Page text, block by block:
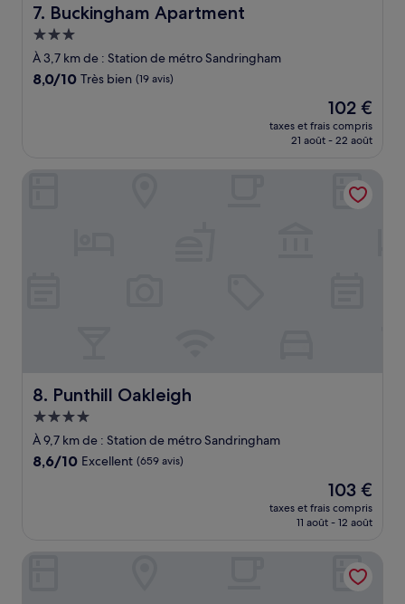
7. Buckingham Apartment
Buckingham Apartment
Hébergement
3.0 étoiles
À 3,7 km de : Station de métro Sandringham
8.0
8,0/10 Très bien (19 avis)
Le
nouveau
prix
de
102 €
102 €
taxes et frais compris
21 août - 22 août
8. Punthill Oakleigh
Punthill Oakleigh
Hébergement
4.0 étoiles
À 9,7 km de : Station de métro Sandringham
8.6
8,6/10 Excellent (659 avis)
Le
nouveau
prix
de
103 €
103 €
taxes et frais compris
11 août - 12 août